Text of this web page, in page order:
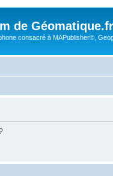
de Géomatique.fr
consacré à MAPublisher©,